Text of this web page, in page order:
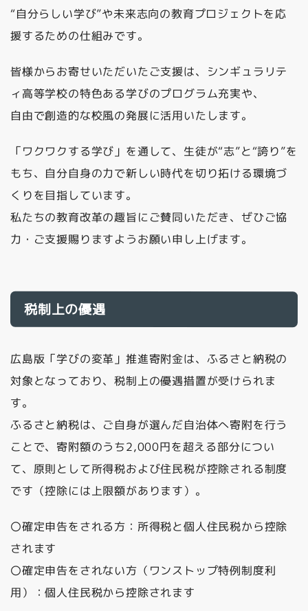
“自分らしい学び”や未来志向の教育プロジェクトを応
援するための仕組みです。
皆様からお寄せいただいたご支援は、シンギュラリテ
ィ高等学校の特色ある学びのプログラム充実や、
自由で創造的な校風の発展に活用いたします。
「ワクワクする学び」を通して、生徒が“志”と“誇り”を
もち、自分自身の力で新しい時代を切り拓ける環境づ
くりを目指しています。
私たちの教育改革の趣旨にご賛同いただき、ぜひご協
力・ご支援賜りますようお願い申し上げます。
税制上の優遇
広島版「学びの変革」推進寄附金は、ふるさと納税の
対象となっており、税制上の優遇措置が受けられま
す。
ふるさと納税は、ご自身が選んだ自治体へ寄附を行う
ことで、寄附額のうち2,000円を超える部分につい
て、原則として所得税および住民税が控除される制度
です（控除には上限額があります）。
〇確定申告をされる方：所得税と個人住民税から控除
されます
〇確定申告をされない方（ワンストップ特例制度利
用）：個人住民税から控除されます